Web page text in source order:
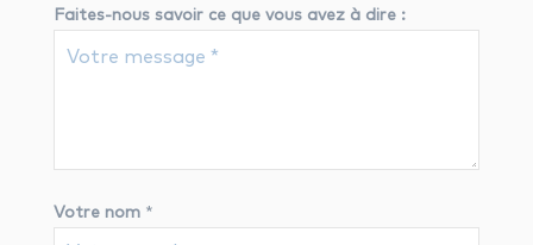
Faites-nous savoir ce que vous avez à dire :
Votre nom *